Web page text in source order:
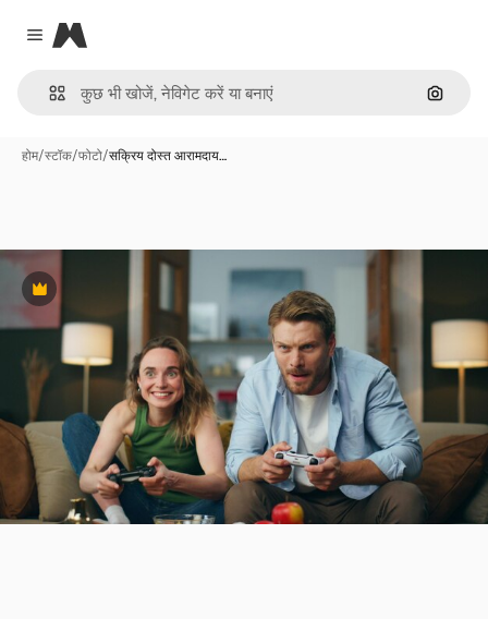
Close menu
Magnific
इमेज से
होम/स्टॉक/फोटो/सक्रिय दोस्त आरामदाय…
Premium